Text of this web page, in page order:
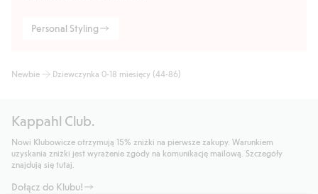
Personal Styling
Newbie Dziewczynka 0-18 miesięcy (44-86)
Kappahl Club.
Nowi Klubowicze otrzymują 15% zniżki na pierwsze zakupy. Warunkiem
uzyskania zniżki jest wyrażenie zgody na komunikację mailową. Szczegóły
znajdują się tutaj.
Dołącz do Klubu!